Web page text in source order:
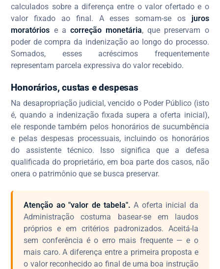
calculados sobre a diferença entre o valor ofertado e o
valor fixado ao final. A esses somam-se os juros
moratórios e a correção monetária, que preservam o
poder de compra da indenização ao longo do processo.
Somados, esses acréscimos frequentemente
representam parcela expressiva do valor recebido.
Honorários, custas e despesas
Na desapropriação judicial, vencido o Poder Público (isto
é, quando a indenização fixada supera a oferta inicial),
ele responde também pelos honorários de sucumbência
e pelas despesas processuais, incluindo os honorários
do assistente técnico. Isso significa que a defesa
qualificada do proprietário, em boa parte dos casos, não
onera o patrimônio que se busca preservar.
Atenção ao "valor de tabela". A oferta inicial da
Administração costuma basear-se em laudos
próprios e em critérios padronizados. Aceitá-la
sem conferência é o erro mais frequente — e o
mais caro. A diferença entre a primeira proposta e
o valor reconhecido ao final de uma boa instrução